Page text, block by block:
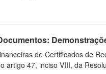
de Certificados de
artigo 47, inciso VIII, da